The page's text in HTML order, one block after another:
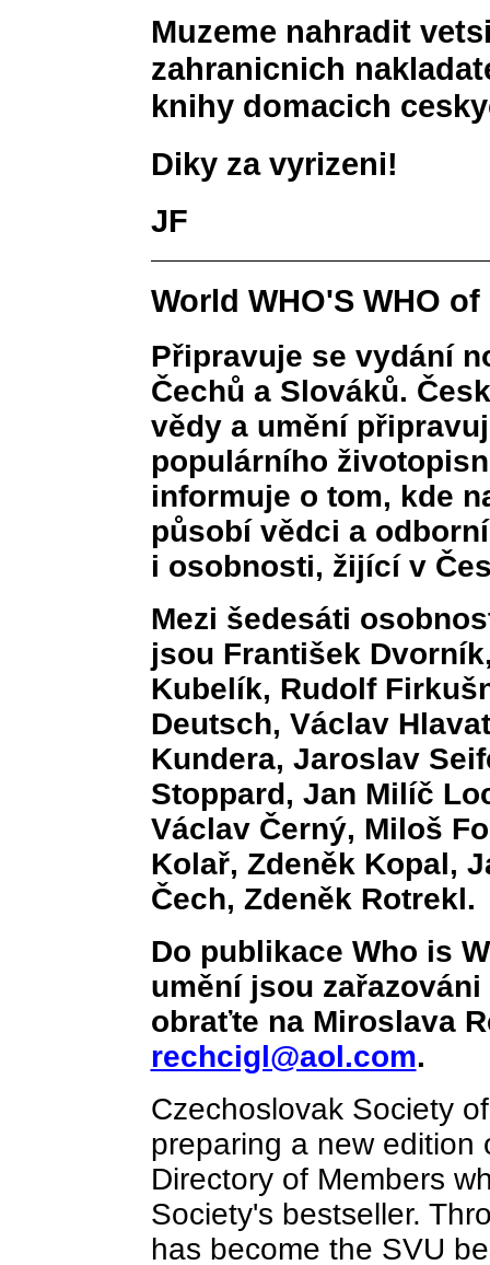
Muzeme nahradit
zahranicnich
knihy domacich
Diky za vyrizeni!
JF
World WHO'S WHO
Připravuje se vydání
Čechů a Slováků.
vědy a umění
populárního
informuje o tom, kde
působí vědci a
i osobnosti, žijící v
Mezi šedesáti
jsou František
Kubelík, Rudolf
Deutsch, Václav
Kundera, Jaroslav
Stoppard, Jan Milíč
Václav Černý, Miloš
Kolař, Zdeněk Kopal,
Čech, Zdeněk Rotrekl.
Do publikace Who is
umění jsou
obraťte na Miroslava
rechcigl@aol.com.
Czechoslovak Society
preparing a new edition
Directory of Members
Society's bestseller.
has become the SVU